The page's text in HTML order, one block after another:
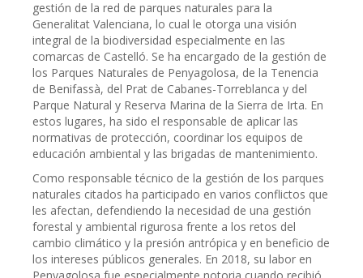
gestión de la red de parques naturales para la
Generalitat Valenciana, lo cual le otorga una visión
integral de la biodiversidad especialmente en las
comarcas de Castelló. Se ha encargado de la gestión de
los Parques Naturales de Penyagolosa, de la Tenencia
de Benifassà, del Prat de Cabanes-Torreblanca y del
Parque Natural y Reserva Marina de la Sierra de Irta. En
estos lugares, ha sido el responsable de aplicar las
normativas de protección, coordinar los equipos de
educación ambiental y las brigadas de mantenimiento.
Como responsable técnico de la gestión de los parques
naturales citados ha participado en varios conflictos que
les afectan, defendiendo la necesidad de una gestión
forestal y ambiental rigurosa frente a los retos del
cambio climático y la presión antrópica y en beneficio de
los intereses públicos generales. En 2018, su labor en